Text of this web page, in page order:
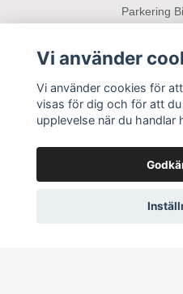
Parkering
Sociala
Vi använder
Vi använder cookies för
visas för dig och för att
upplevelse när du handlar